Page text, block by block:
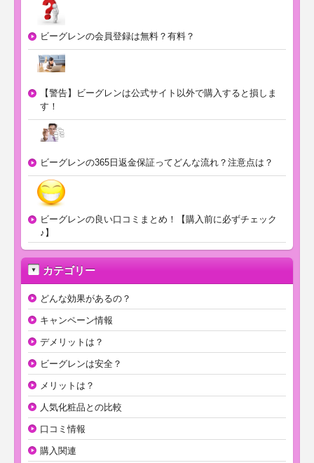
ビーグレンの会員登録は無料？有料？
【警告】ビーグレンは公式サイト以外で購入すると損しま
す！
ビーグレンの365日返金保証ってどんな流れ？注意点は？
ビーグレンの良い口コミまとめ！【購入前に必ずチェック
♪】
カテゴリー
どんな効果があるの？
キャンペーン情報
デメリットは？
ビーグレンは安全？
メリットは？
人気化粧品との比較
口コミ情報
購入関連